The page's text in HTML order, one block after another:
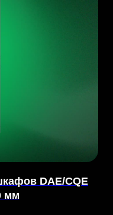
DAE/CQE
мм